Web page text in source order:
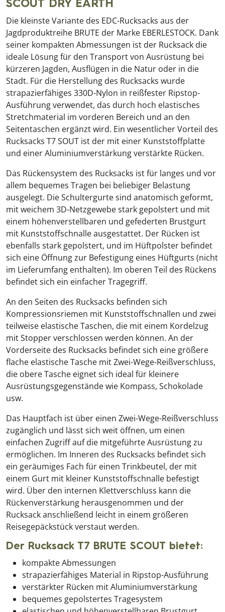
SCOUT DRY EARTH
Die kleinste Variante des EDC-Rucksacks aus der
Jagdproduktreihe BRUTE der Marke EBERLESTOCK. Dank
seiner kompakten Abmessungen ist der Rucksack die
ideale Lösung für den Transport von Ausrüstung bei
kürzeren Jagden, Ausflügen in die Natur oder in die
Stadt. Für die Herstellung des Rucksacks wurde
strapazierfähiges 330D-Nylon in reißfester Ripstop-
Ausführung verwendet, das durch hoch elastisches
Stretchmaterial im vorderen Bereich und an den
Seitentaschen ergänzt wird. Ein wesentlicher Vorteil des
Rucksacks T7 SOUT ist der mit einer Kunststoffplatte
und einer Aluminiumverstärkung verstärkte Rücken.
Das Rückensystem des Rucksacks ist für langes und vor
allem bequemes Tragen bei beliebiger Belastung
ausgelegt. Die Schultergurte sind anatomisch geformt,
mit weichem 3D-Netzgewebe stark gepolstert und mit
einem höhenverstellbaren und gefederten Brustgurt
mit Kunststoffschnalle ausgestattet. Der Rücken ist
ebenfalls stark gepolstert, und im Hüftpolster befindet
sich eine Öffnung zur Befestigung eines Hüftgurts (nicht
im Lieferumfang enthalten). Im oberen Teil des Rückens
befindet sich ein einfacher Tragegriff.
An den Seiten des Rucksacks befinden sich
Kompressionsriemen mit Kunststoffschnallen und zwei
teilweise elastische Taschen, die mit einem Kordelzug
mit Stopper verschlossen werden können. An der
Vorderseite des Rucksacks befindet sich eine größere
flache elastische Tasche mit Zwei-Wege-Reißverschluss,
die obere Tasche eignet sich ideal für kleinere
Ausrüstungsgegenstände wie Kompass, Schokolade
usw.
Das Hauptfach ist über einen Zwei-Wege-Reißverschluss
zugänglich und lässt sich weit öffnen, um einen
einfachen Zugriff auf die mitgeführte Ausrüstung zu
ermöglichen. Im Inneren des Rucksacks befindet sich
ein geräumiges Fach für einen Trinkbeutel, der mit
einem Gurt mit kleiner Kunststoffschnalle befestigt
wird. Über den internen Klettverschluss kann die
Rückenverstärkung herausgenommen und der
Rucksack anschließend leicht in einem größeren
Reisegepäckstück verstaut werden.
Der Rucksack T7 BRUTE SCOUT bietet:
kompakte Abmessungen
strapazierfähiges Material in Ripstop-Ausführung
verstärkter Rücken mit Aluminiumverstärkung
bequemes gepolstertes Tragesystem